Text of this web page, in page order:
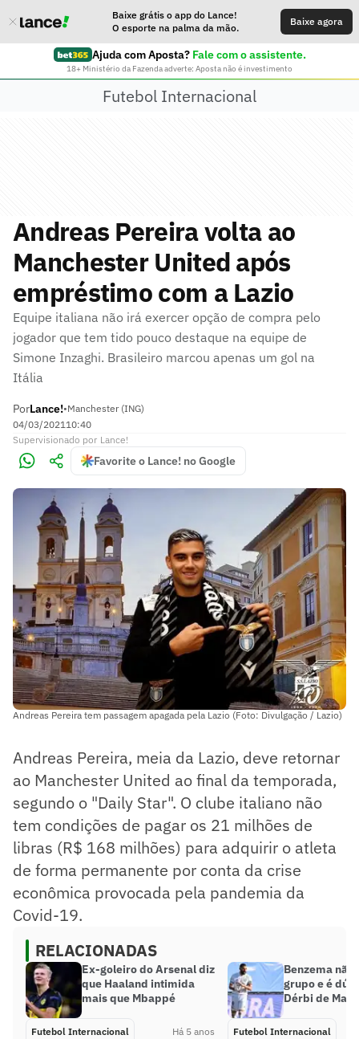
Baixe grátis o app do Lance!
O esporte na palma da mão.
Baixe agora
Ajuda com Aposta? Fale com o assistente.
18+ Ministério da Fazenda adverte: Aposta não é investimento
Futebol Internacional
Andreas Pereira volta ao
Manchester United após
empréstimo com a Lazio
Equipe italiana não irá exercer opção de compra pelo
jogador que tem tido pouco destaque na equipe de
Simone Inzaghi. Brasileiro marcou apenas um gol na
Itália
PorLance!•Manchester (ING)
04/03/202110:40
Supervisionado por Lance!
Favorite o Lance! no Google
Andreas Pereira tem passagem apagada pela Lazio (Foto: Divulgação / Lazio)
Andreas Pereira, meia da Lazio, deve retornar
ao Manchester United ao final da temporada,
segundo o "Daily Star". O clube italiano não
tem condições de pagar os 21 milhões de
libras (R$ 168 milhões) para adquirir o atleta
de forma permanente por conta da crise
econômica provocada pela pandemia da
Covid-19.
RELACIONADAS
Ex-goleiro do Arsenal diz
que Haaland intimida
mais que Mbappé
Futebol Internacional Há 5 anos
Benzema
grupo e é
Dérbi de
Futebol Internacional